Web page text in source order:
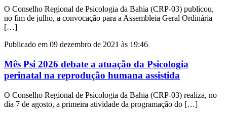
O Conselho Regional de Psicologia da Bahia (CRP-03) publicou,
no fim de julho, a convocação para a Assembleia Geral Ordinária
[…]
Publicado em 09 dezembro de 2021 às 19:46
Mês Psi 2026 debate a atuação da Psicologia
perinatal na reprodução humana assistida
O Conselho Regional de Psicologia da Bahia (CRP-03) realiza, no
dia 7 de agosto, a primeira atividade da programação do […]